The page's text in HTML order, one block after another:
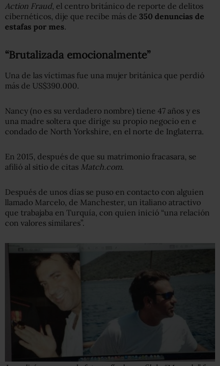
Action Fraud, el centro británico de reporte de delitos
cibernéticos, dije que recibe más de 350 denuncias de
estafas por mes.
“Brutalizada emocionalmente”
Una de las víctimas fue una mujer británica que perdió
más de US$390.000.
Nancy (no es su verdadero nombre) tiene 47 años y es
una madre soltera que dirige su propio negocio en e
condado de North Yorkshire, en el norte de Inglaterra.
En 2015, después de que su matrimonio fracasara, se
afilió al sitio de citas Match.com.
Después de unos días se puso en contacto con alguien
llamado Marcelo, de Manchester, un italiano atractivo
que trabajaba en Turquía, con quien inició “una relación
con valores similares”.